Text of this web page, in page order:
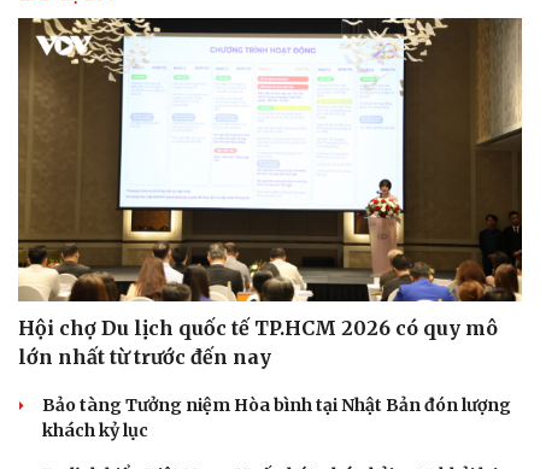
Hội chợ Du lịch quốc tế TP.HCM 2026 có quy mô
lớn nhất từ trước đến nay
Bảo tàng Tưởng niệm Hòa bình tại Nhật Bản đón lượng
khách kỷ lục